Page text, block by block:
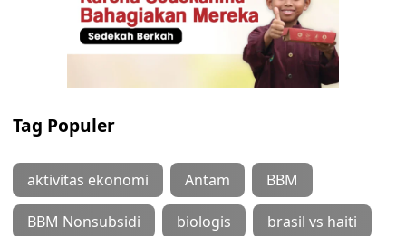
Tag Populer
aktivitas ekonomi Antam BBM
BBM Nonsubsidi biologis brasil vs haiti